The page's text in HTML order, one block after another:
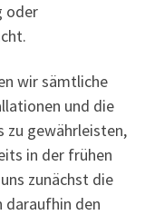
oder
wir sämtliche
und die
zu gewährleisten,
in der frühen
zunächst die
daraufhin den